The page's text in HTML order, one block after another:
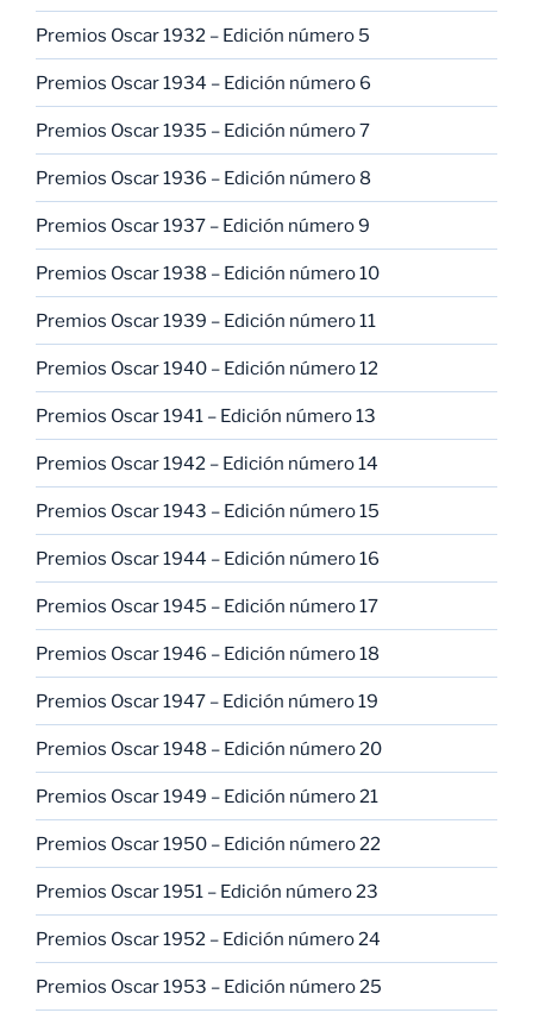
Premios Oscar 1932 – Edición número 5
Premios Oscar 1934 – Edición número 6
Premios Oscar 1935 – Edición número 7
Premios Oscar 1936 – Edición número 8
Premios Oscar 1937 – Edición número 9
Premios Oscar 1938 – Edición número 10
Premios Oscar 1939 – Edición número 11
Premios Oscar 1940 – Edición número 12
Premios Oscar 1941 – Edición número 13
Premios Oscar 1942 – Edición número 14
Premios Oscar 1943 – Edición número 15
Premios Oscar 1944 – Edición número 16
Premios Oscar 1945 – Edición número 17
Premios Oscar 1946 – Edición número 18
Premios Oscar 1947 – Edición número 19
Premios Oscar 1948 – Edición número 20
Premios Oscar 1949 – Edición número 21
Premios Oscar 1950 – Edición número 22
Premios Oscar 1951 – Edición número 23
Premios Oscar 1952 – Edición número 24
Premios Oscar 1953 – Edición número 25